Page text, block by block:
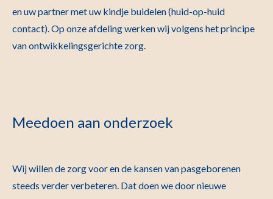
en uw partner met uw kindje buidelen (huid-op-huid
contact). Op onze afdeling werken wij volgens het principe
van ontwikkelingsgerichte zorg.
Meedoen aan onderzoek
Wij willen de zorg voor en de kansen van pasgeborenen
steeds verder verbeteren. Dat doen we door nieuwe